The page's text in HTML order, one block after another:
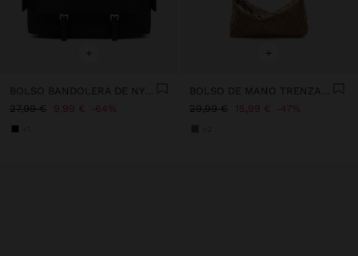
+
BOLSO BANDOLERA DE NYLON CON SOLAPA
27,99 €
9,99 € 64%
+
BOLSO DE MANO TRENZADO
29,99 €
15,99 € 47%